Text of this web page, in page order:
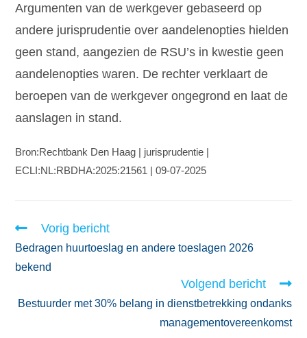
Argumenten van de werkgever gebaseerd op
andere jurisprudentie over aandelenopties hielden
geen stand, aangezien de RSU’s in kwestie geen
aandelenopties waren. De rechter verklaart de
beroepen van de werkgever ongegrond en laat de
aanslagen in stand.
Bron:Rechtbank Den Haag | jurisprudentie |
ECLI:NL:RBDHA:2025:21561 | 09-07-2025
Vorig bericht
Bedragen huurtoeslag en andere toeslagen 2026
bekend
Volgend bericht
Bestuurder met 30% belang in dienstbetrekking ondanks
managementovereenkomst